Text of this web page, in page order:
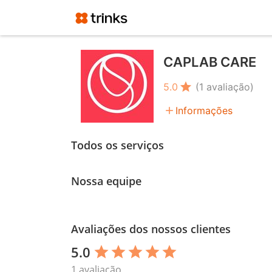
CAPLAB CARE
5.0 star (1 avaliação)
add Informações
Todos os serviços
Nossa equipe
Avaliações dos nossos clientes
5.0 star star star star star
1 avaliação